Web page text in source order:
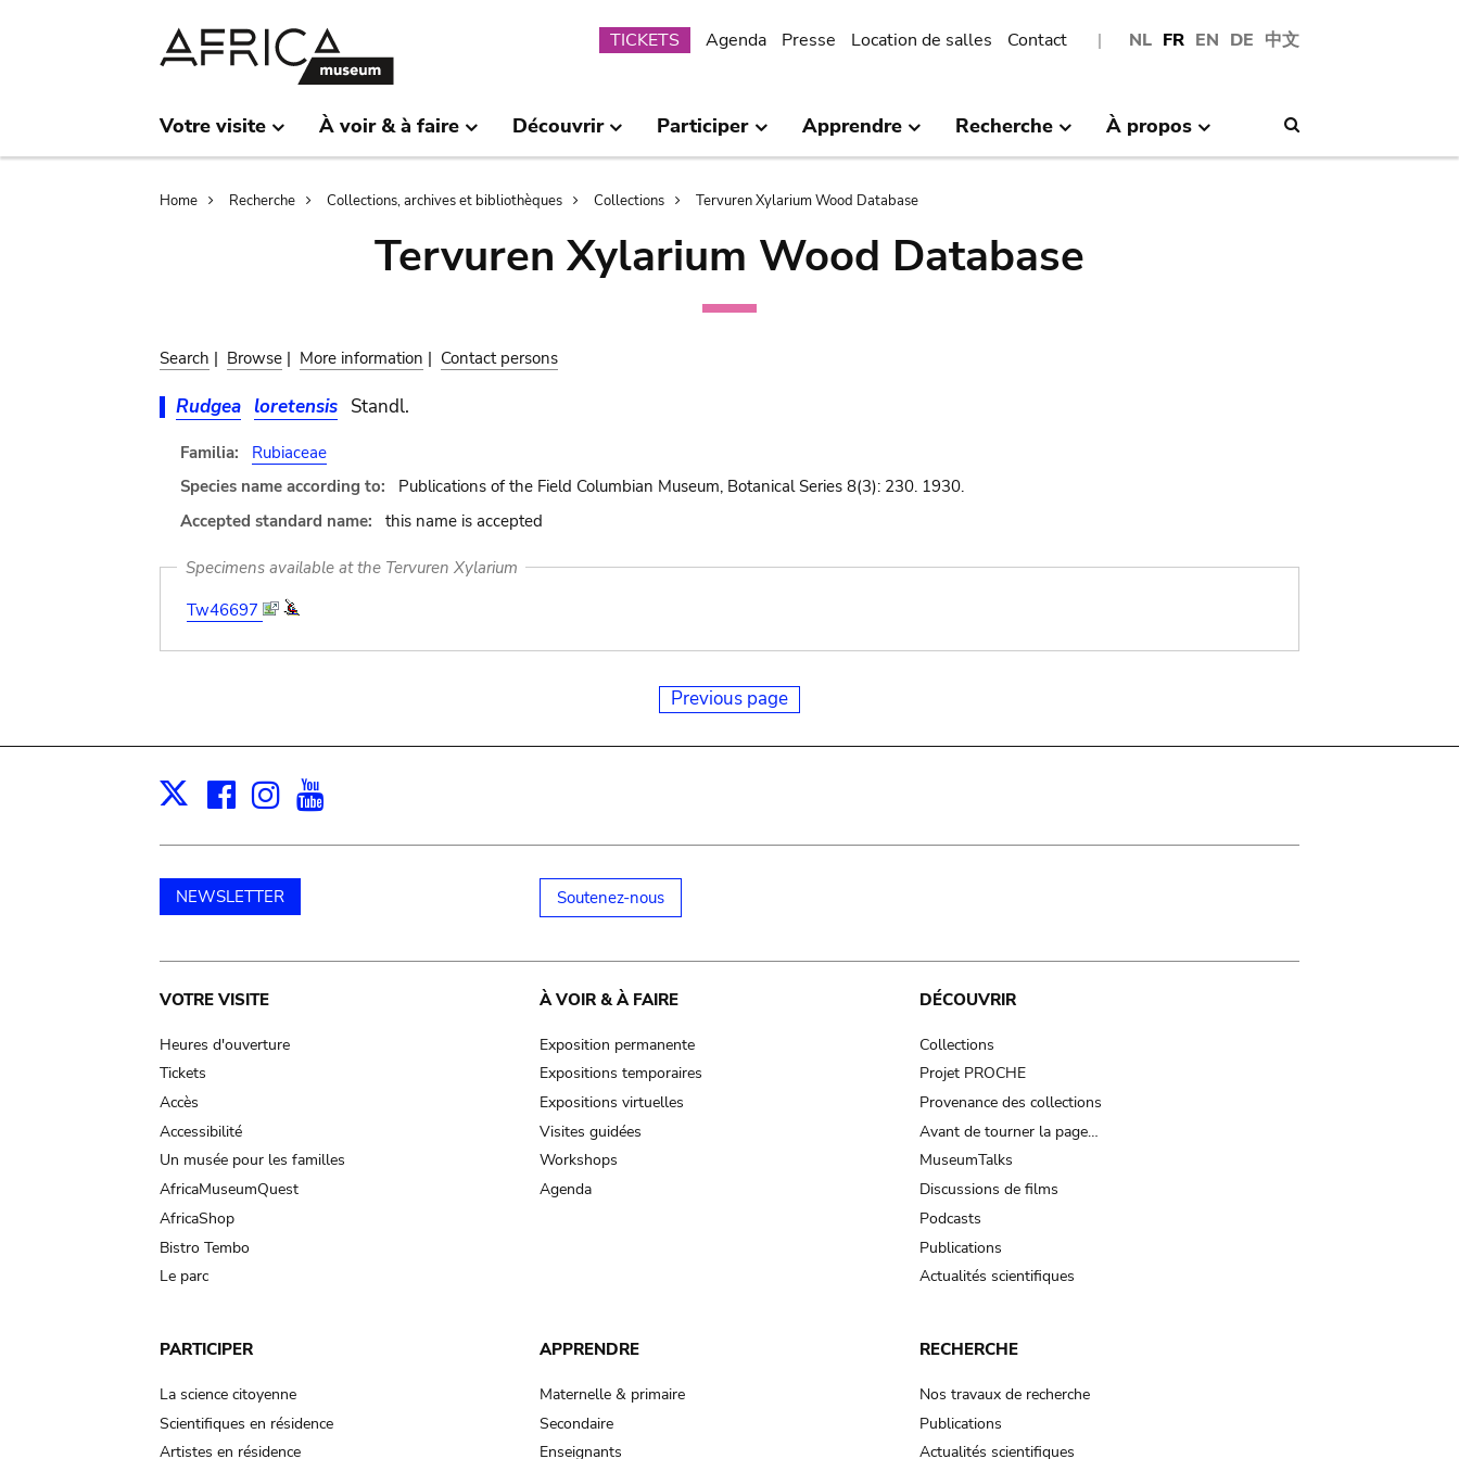
NL FR EN DE 中文
Submenu
TICKETS Agenda Presse Location de salles Contact
Votre visite À voir & à faire Découvrir Participer Apprendre Recherche À propos
Breadcrumb
Home Recherche Collections, archives et bibliothèques Collections Tervuren Xylarium Wood Database
Tervuren Xylarium Wood Database
Search | Browse | More information | Contact persons
Rudgea loretensis Standl.
Familia:
Rubiaceae
Species name according to:
Publications of the Field Columbian Museum, Botanical Series 8(3): 230. 1930.
Accepted standard name:
this name is accepted
Specimens available at the Tervuren Xylarium
Tw46697
Previous page
X Facebook
Instagram
NEWSLETTER Soutenez-nous
Main
navigation
VOTRE VISITE
Heures d'ouverture
Tickets
Accès
Accessibilité
Un musée pour les familles
AfricaMuseumQuest
AfricaShop
Bistro Tembo
Le parc
À VOIR & À FAIRE
Exposition permanente
Expositions temporaires
Expositions virtuelles
Visites guidées
Workshops
Agenda
DÉCOUVRIR
Collections
Projet PROCHE
Provenance des collections
Avant de tourner la page…
MuseumTalks
Discussions de films
Podcasts
Publications
Actualités scientifiques
PARTICIPER
La science citoyenne
Scientifiques en résidence
Artistes en résidence
APPRENDRE
Maternelle & primaire
Secondaire
Enseignants
RECHERCHE
Nos travaux de recherche
Publications
Actualités scientifiques